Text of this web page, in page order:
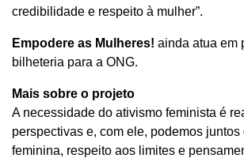
credibilidade e respeito à mulher”.
Empodere as Mulheres! ainda atua em
bilheteria para a ONG.
Mais sobre o projeto
A necessidade do ativismo feminista é
perspectivas e, com ele, podemos
feminina, respeito aos limites e